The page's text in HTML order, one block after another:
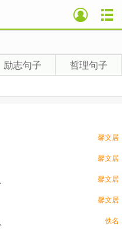
励志句子 哲理句子
馨文居
馨文居
馨文居
馨文居
佚名